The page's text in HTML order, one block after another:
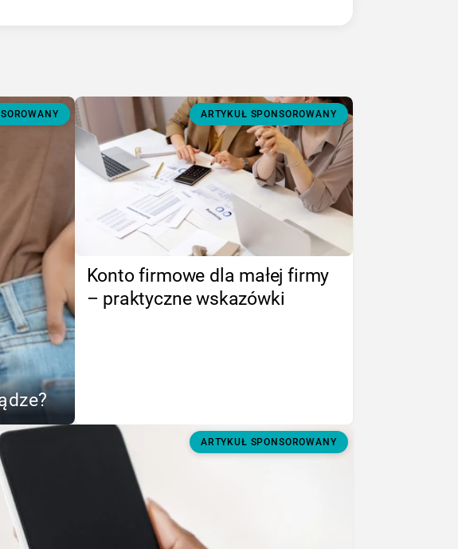
ARTYKUŁ SPONSOROWANY
Konto firmowe dla małej firmy
– praktyczne wskazówki
ARTYKUŁ SPONSOROWANY